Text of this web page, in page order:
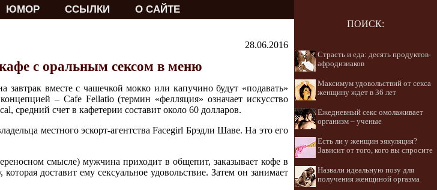
ЮМОР ССЫЛКИ О САЙТЕ
28.06.2016
с оральным сексом в меню
завтрак вместе с чашечкой мокко или капучино будут «подавать»
– Cafe Fellatio (термин «фелляция» означает искусство
средний счет в кафетерии составит около 60 долларов.
местного эскорт-агентства Facegirl Брэдли Шаве. На это его
смысле) мужчина приходит в общепит, заказывает кофе в
доставит ему сексуальное удовольствие. Затем он занимает
ПОИСК:
Страсть и еда: десять продуктов-
афродизиаков
Максимум удовольствий от секса
женщину ждет в 36 лет
Ежедневный секс омолаживает
организм – ученые
Есть ли у женщин эякуляция?
Зависит от того, кого вы спросите
Назвали идеальную позу для
получения женщиной оргазма